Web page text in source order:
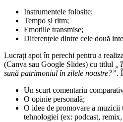
Instrumentele folosite;
Tempo și ritm;
Emoțiile transmise;
Diferențele dintre cele două
Lucrați apoi în perechi pentru a
(Canva sau Google Slides) cu titlul
sună patrimoniul în zilele noastre?”.
Un scurt comentariu
O opinie personală;
O idee de promovare a
tehnologiei (ex: podcast,